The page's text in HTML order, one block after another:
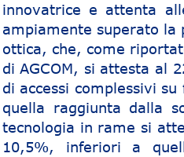
innovatrice e attenta
ampiamente superato
ottica, che, come
di AGCOM, si attesta al
di accessi complessivi
quella raggiunta dalla
tecnologia in rame si
10,5%, inferiori a